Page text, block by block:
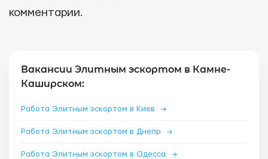
комментарии.
Вакансии Элитным эскортом в Камне-
Каширском:
Работа Элитным эскортом в Киев →
Работа Элитным эскортом в Днепр →
Работа Элитным эскортом в Одесса →